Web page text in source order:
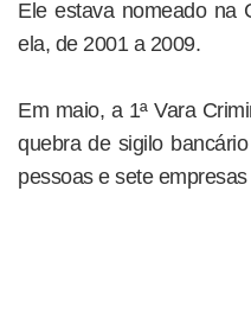
Ele estava nomeado na
ela, de 2001 a 2009.
Em maio, a 1ª Vara
quebra de sigilo
pessoas e sete